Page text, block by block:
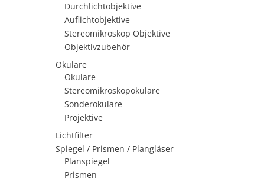
Durchlichtobjektive
Auflichtobjektive
Stereomikroskop Objektive
Objektivzubehör
Okulare
Okulare
Stereomikroskopokulare
Sonderokulare
Projektive
Lichtfilter
Spiegel / Prismen / Plangläser
Planspiegel
Prismen